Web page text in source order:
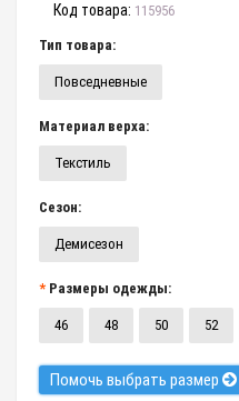
Код товара: 115956
Тип товара:
Повседневные
Материал верха:
Текстиль
Сезон:
Демисезон
Размеры одежды:
46 48 50 52
Помочь выбрать размер